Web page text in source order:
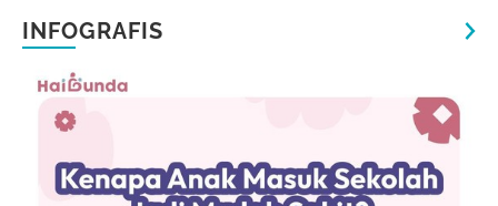
INFOGRAFIS